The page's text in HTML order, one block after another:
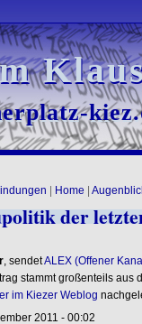
Home
der
, sendetALEX (Offener
stammt großenteils aus
im Kiezer Weblog
2011 - 00:02